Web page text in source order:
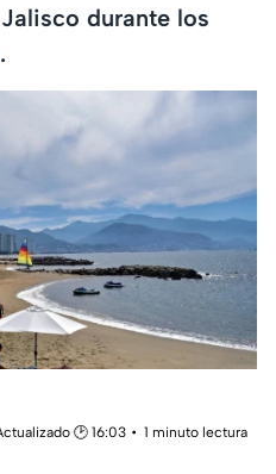
durante los
🕑 16:03
1 minuto lectura